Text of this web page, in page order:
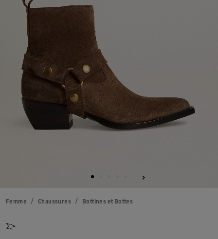
Femme Chaussures Bottines et Bottes